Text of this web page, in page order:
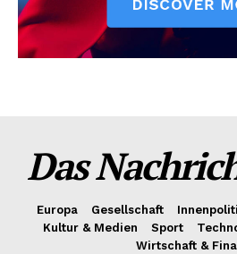
Das
Europa Gesellschaft
Kultur & Medien
Sport
Wirtschaft &